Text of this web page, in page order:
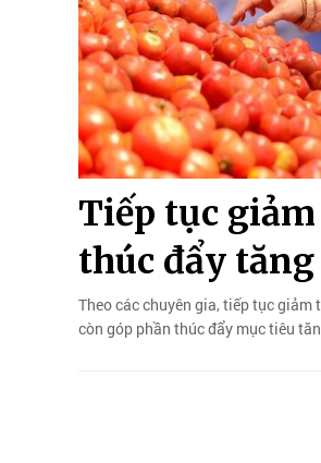
Tiếp tục
thúc đẩy
Theo các chuyên gia, tiếp tục
còn góp phần thúc đẩy mục tiêu